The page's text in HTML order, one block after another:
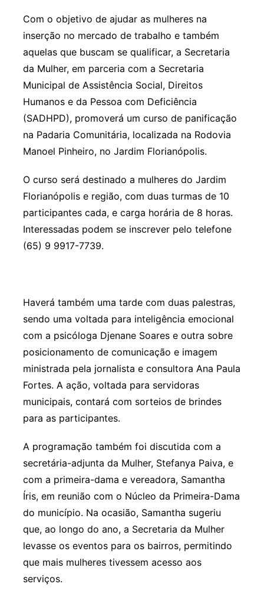
Com o objetivo de ajudar as mulheres na
inserção no mercado de trabalho e também
aquelas que buscam se qualificar, a Secretaria
da Mulher, em parceria com a Secretaria
Municipal de Assistência Social, Direitos
Humanos e da Pessoa com Deficiência
(SADHPD), promoverá um curso de panificação
na Padaria Comunitária, localizada na Rodovia
Manoel Pinheiro, no Jardim Florianópolis.
O curso será destinado a mulheres do Jardim
Florianópolis e região, com duas turmas de 10
participantes cada, e carga horária de 8 horas.
Interessadas podem se inscrever pelo telefone
(65) 9 9917-7739.
Haverá também uma tarde com duas palestras,
sendo uma voltada para inteligência emocional
com a psicóloga Djenane Soares e outra sobre
posicionamento de comunicação e imagem
ministrada pela jornalista e consultora Ana Paula
Fortes. A ação, voltada para servidoras
municipais, contará com sorteios de brindes
para as participantes.
A programação também foi discutida com a
secretária-adjunta da Mulher, Stefanya Paiva, e
com a primeira-dama e vereadora, Samantha
Íris, em reunião com o Núcleo da Primeira-Dama
do município. Na ocasião, Samantha sugeriu
que, ao longo do ano, a Secretaria da Mulher
levasse os eventos para os bairros, permitindo
que mais mulheres tivessem acesso aos
serviços.